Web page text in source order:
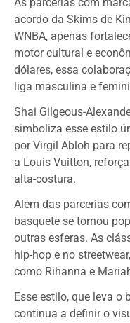
As parcerias com
acordo da Skims de
WNBA, apenas
motor cultural e
dólares, essa
liga masculina e
Shai Gilgeous-
simboliza esse estilo
por Virgil Abloh para
a Louis Vuitton,
alta-costura.
Além das parcerias
basquete se tornou
outras esferas. As
hip-hop e no
como Rihanna e
Esse estilo, que leva o
continua a definir o